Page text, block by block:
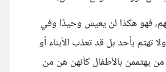
فهو هكذا لن يعيش وحيدًا وفي
بأحد بل قد تعذب الأبناء أو
يهتممن بالأطفال كأنهن هن من